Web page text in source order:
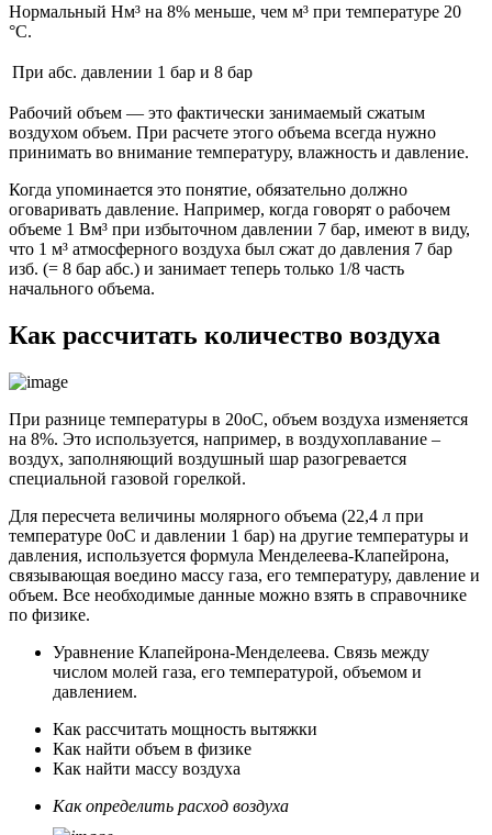
Нормальный Нм³ на 8% меньше, чем м³ при температуре 20
°C.
При абс. давлении 1 бар и 8 бар
Рабочий объем — это фактически занимаемый сжатым
воздухом объем. При расчете этого объема всегда нужно
принимать во внимание температуру, влажность и давление.
Когда упоминается это понятие, обязательно должно
оговаривать давление. Например, когда говорят о рабочем
объеме 1 Bм³ при избыточном давлении 7 бар, имеют в виду,
что 1 м³ атмосферного воздуха был сжат до давления 7 бар
изб. (= 8 бар абс.) и занимает теперь только 1/8 часть
начального объема.
Как рассчитать количество воздуха
При разнице температуры в 20оС, объем воздуха изменяется
на 8%. Это используется, например, в воздухоплавание –
воздух, заполняющий воздушный шар разогревается
специальной газовой горелкой.
Для пересчета величины молярного объема (22,4 л при
температуре 0оС и давлении 1 бар) на другие температуры и
давления, используется формула Менделеева-Клапейрона,
связывающая воедино массу газа, его температуру, давление и
объем. Все необходимые данные можно взять в справочнике
по физике.
Уравнение Клапейрона-Менделеева. Связь между
числом молей газа, его температурой, объемом и
давлением.
Как рассчитать мощность вытяжки
Как найти объем в физике
Как найти массу воздуха
Как определить расход воздуха